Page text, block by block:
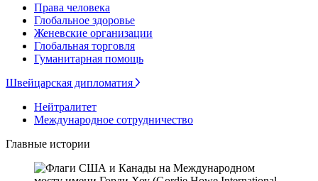
Права человека
Глобальное здоровье
Женевские организации
Глобальная торговля
Гуманитарная помощь
Швейцарская дипломатия
Нейтралитет
Международное сотрудничество
Главные истории